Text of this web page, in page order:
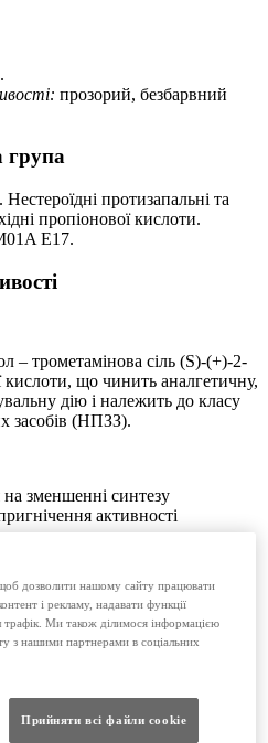
прозорий, безбарвний
група
протизапальні та
пропіонової кислоти.
E17.
– трометамінова сіль (S)-(+)-2-
кислоти, що чинить аналгетичну,
дію і належить до класу
засобів (НПЗЗ).
зменшенні синтезу
активності
перетворення
ендопероксиди PGG2 та
PGE1, PGE2,
PGI2 та тромбоксани
синтезу
на інші медіатори запалення,
опосередковано впливати на
дозволити нашому сайту працювати
і рекламу, надавати функції
трафік. Ми також ділимося інформацією
з нашими партнерами в соціальних
Прийняти всі файли сookie